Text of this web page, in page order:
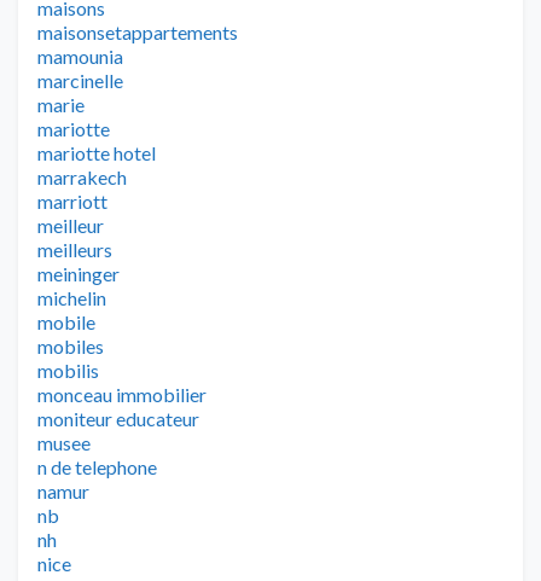
maisons
maisonsetappartements
mamounia
marcinelle
marie
mariotte
mariotte hotel
marrakech
marriott
meilleur
meilleurs
meininger
michelin
mobile
mobiles
mobilis
monceau immobilier
moniteur educateur
musee
n de telephone
namur
nb
nh
nice